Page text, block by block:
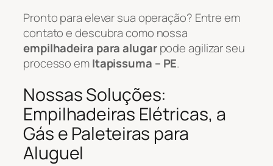
Pronto para elevar sua operação? Entre em
contato e descubra como nossa
empilhadeira para alugarpode agilizar seu
processo emItapissuma – PE.
Nossas Soluções:
Empilhadeiras Elétricas, a
Gás e Paleteiras para
Aluguel